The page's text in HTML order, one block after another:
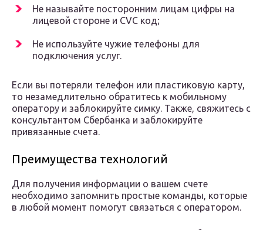
Не называйте посторонним лицам цифры на
лицевой стороне и CVC код;
Не используйте чужие телефоны для
подключения услуг.
Если вы потеряли телефон или пластиковую карту,
то незамедлительно обратитесь к мобильному
оператору и заблокируйте симку. Также, свяжитесь с
консультантом Сбербанка и заблокируйте
привязанные счета.
Преимущества технологий
Для получения информации о вашем счете
необходимо запомнить простые команды, которые
в любой момент помогут связаться с оператором.